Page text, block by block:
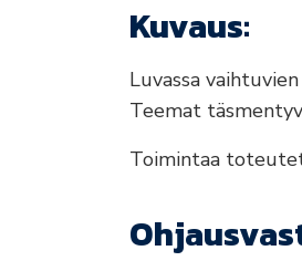
Kuvaus:
Luvassa
Teemat
Toimintaa